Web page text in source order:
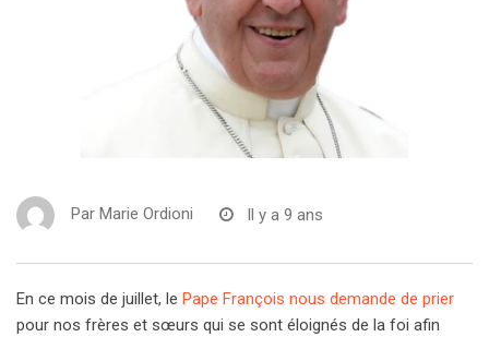
Par Marie Ordioni Il y a 9 ans
En ce mois de juillet, le Pape François nous demande de prier
pour nos frères et sœurs qui se sont éloignés de la foi afin